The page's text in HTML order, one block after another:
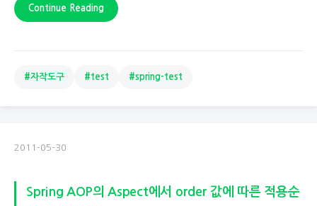
Continue Reading
#자작도구 #test #spring-test
2011-05-30
Spring AOP의 Aspect에서 order 값에 따른 적용순